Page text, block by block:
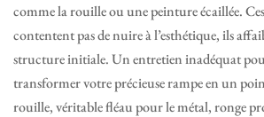
comme la rouille ou une peinture écaillée.
contentent pas de nuire à l’esthétique, ils
structure initiale. Un entretien inadéquat
transformer votre précieuse rampe en un
rouille, véritable fléau pour le métal, ronge